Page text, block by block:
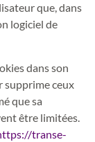
que, dans
logiciel de
dans son
supprime ceux
que sa
être limitées.
transe-